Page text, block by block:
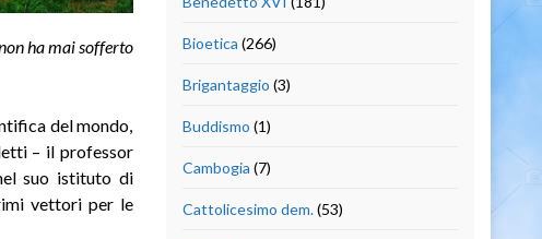
ha mai sofferto
del mondo,
– il professor
suo istituto di
vettori per le
Bioetica (266)
Brigantaggio (3)
Buddismo (1)
Cambogia (7)
Cattolicesimo dem.(53)